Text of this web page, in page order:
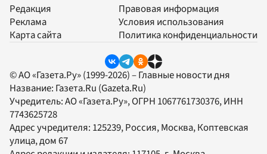
Редакция
Реклама
Карта сайта
Правовая информация
Условия использования
Политика конфиденциальности
© АО «Газета.Ру» (1999-2026) – Главные новости дня
Название: Газета.Ru (Gazeta.Ru)
Учредитель:АО «Газета.Ру», ОГРН 1067761730376, ИНН
7743625728
Адрес учредителя: 125239, Россия, Москва, Коптевская
улица, дом 67